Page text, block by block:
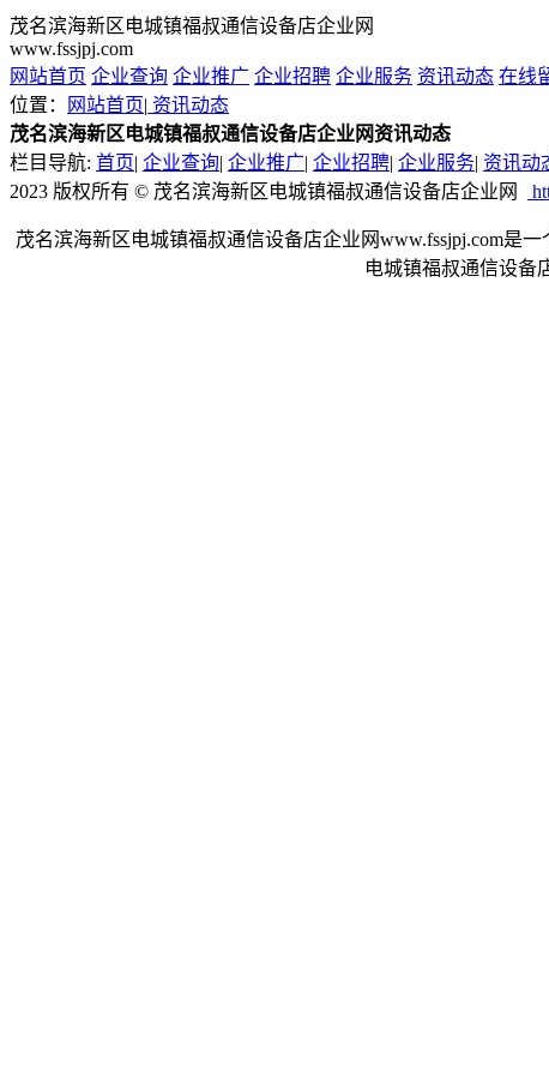
茂名滨海新区电城镇福叔通信设备店企业网
www.fssjpj.com
网站首页 企业查询 企业推广 企业招聘 企业服务 资讯动态 在线
位置：
网站首页| 资讯动态
茂名滨海新区电城镇福叔通信设备店企业网资讯动态
栏目导航: 首页| 企业查询| 企业推广| 企业招聘| 企业服务| 资讯动
2023 版权所有 © 茂名滨海新区电城镇福叔通信设备店企业网
茂名滨海新区电城镇福叔通信设备店企业网www.fssjpj.com是
电城镇福叔通信设备